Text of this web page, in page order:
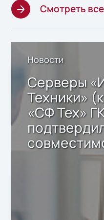
Смотреть все
Новости
Серверы
Техники»
«СФ Тех»
решением